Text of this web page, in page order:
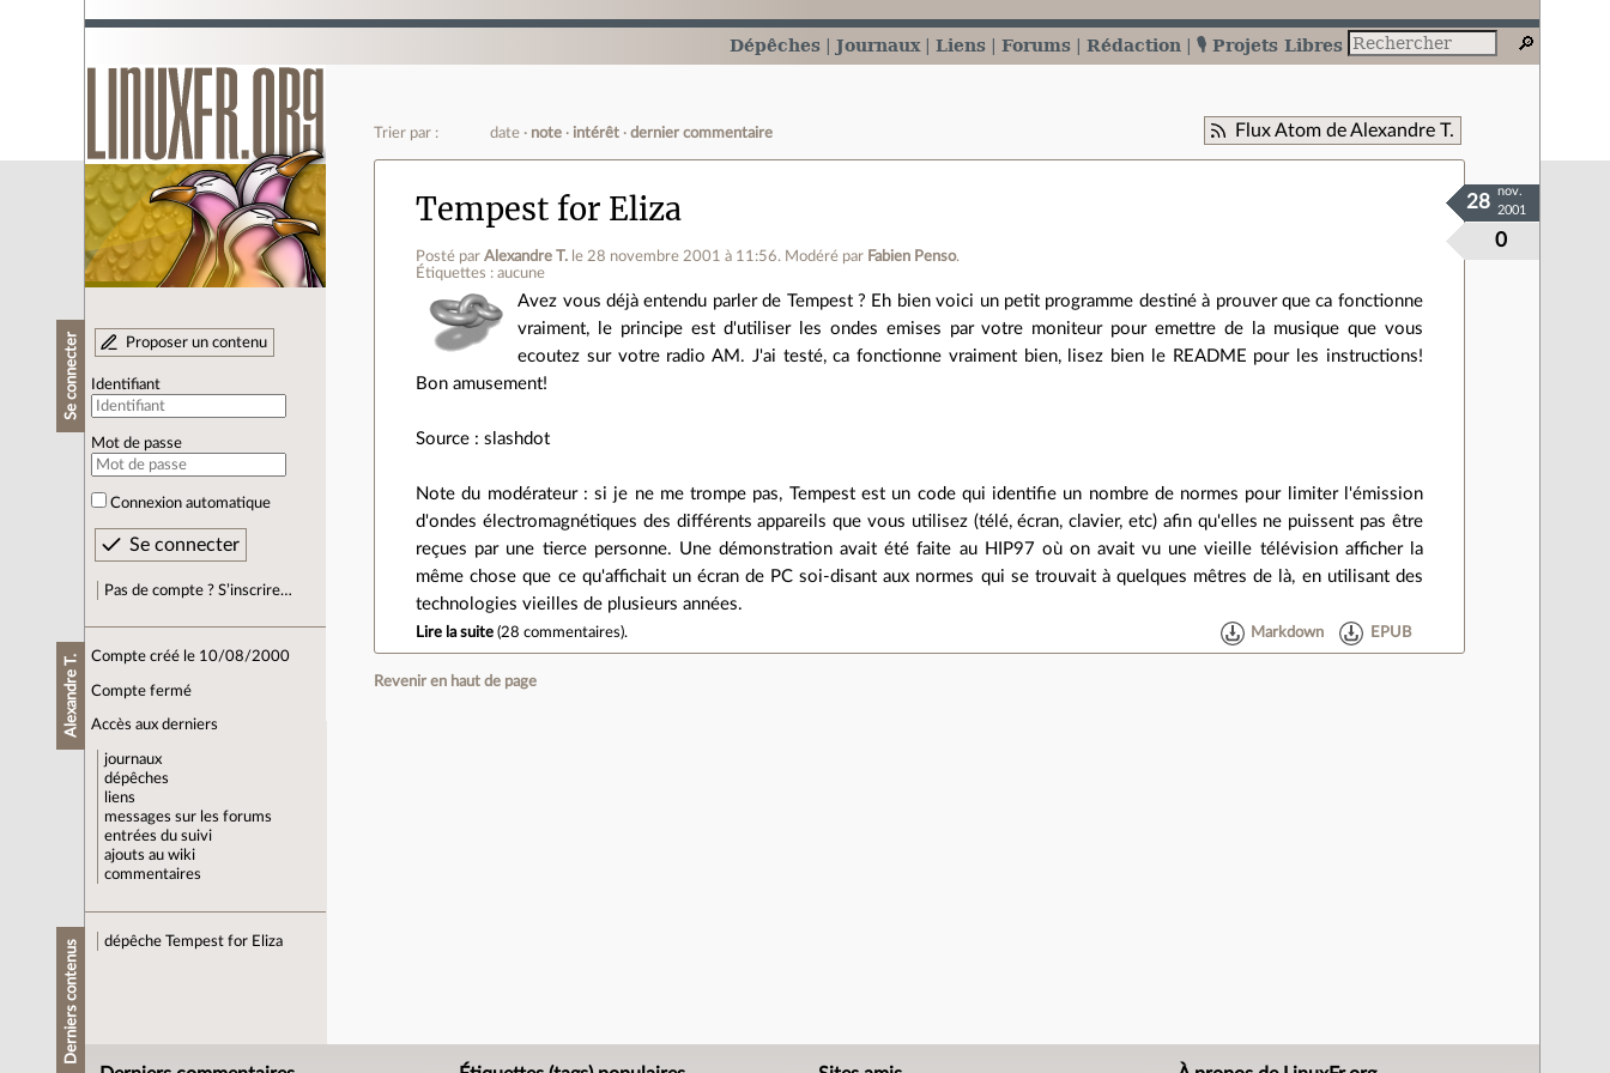
Dépêches Journaux Liens Forums Rédaction 🎙️ Projets Libres
Se connecter Proposer un contenu
Identifiant
Mot de passe
Connexion automatique
Pas de compte ? S’inscrire…
Alexandre T. Compte créé le 10/08/2000
Compte fermé
Accès aux derniers
journaux
dépêches
liens
messages sur les forums
entrées du suivi
ajouts au wiki
commentaires
Derniers contenus dépêche Tempest for Eliza
Flux Atom de Alexandre T.
Trier par : date note intérêt dernier commentaire
Tempest for Eliza
Posté parAlexandre T. le 28 novembre 2001 à 11:56. Modéré par Fabien Penso.
Étiquettes : aucune
0
28
nov.
2001
Avez vous déjà entendu parler de Tempest ? Eh bien voici un petit programme destiné à prouver que ca fonctionne
vraiment, le principe est d'utiliser les ondes emises par votre moniteur pour emettre de la musique que vous
ecoutez sur votre radio AM. J'ai testé, ca fonctionne vraiment bien, lisez bien le README pour les instructions!
Bon amusement!
Source : slashdot
Note du modérateur : si je ne me trompe pas, Tempest est un code qui identifie un nombre de normes pour limiter l'émission
d'ondes électromagnétiques des différents appareils que vous utilisez (télé, écran, clavier, etc) afin qu'elles ne puissent pas être
reçues par une tierce personne. Une démonstration avait été faite au HIP97 où on avait vu une vieille télévision afficher la
même chose que ce qu'affichait un écran de PC soi-disant aux normes qui se trouvait à quelques mêtres de là, en utilisant des
technologies vieilles de plusieurs années.
Lire la suite (28 commentaires). Markdown EPUB
Revenir en haut de page